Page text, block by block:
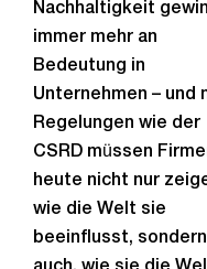
Nachhaltigkeit
immer mehr an
Bedeutung in
Unternehmen – und
Regelungen wie der
CSRD müssen
heute nicht nur
wie die Welt sie
beeinflusst, sondern